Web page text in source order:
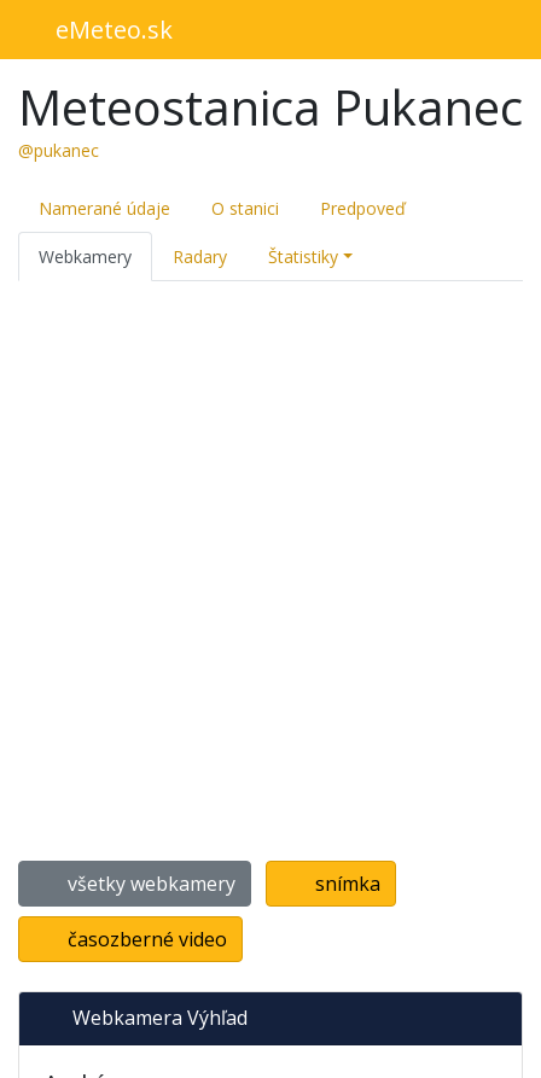
eMeteo.sk
Meteostanica Pukanec
@pukanec
Namerané údaje O stanici Predpoveď
Webkamery Radary Štatistiky
všetky webkamery snímka
časozberné video
Webkamera Výhľad